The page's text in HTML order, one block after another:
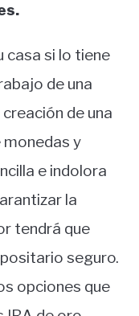
casa si lo tiene
de una
de una
monedas y
e indolora
la
tendrá que
seguro.
opciones que